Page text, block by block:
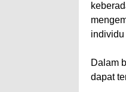
individu
Dalam
dapat